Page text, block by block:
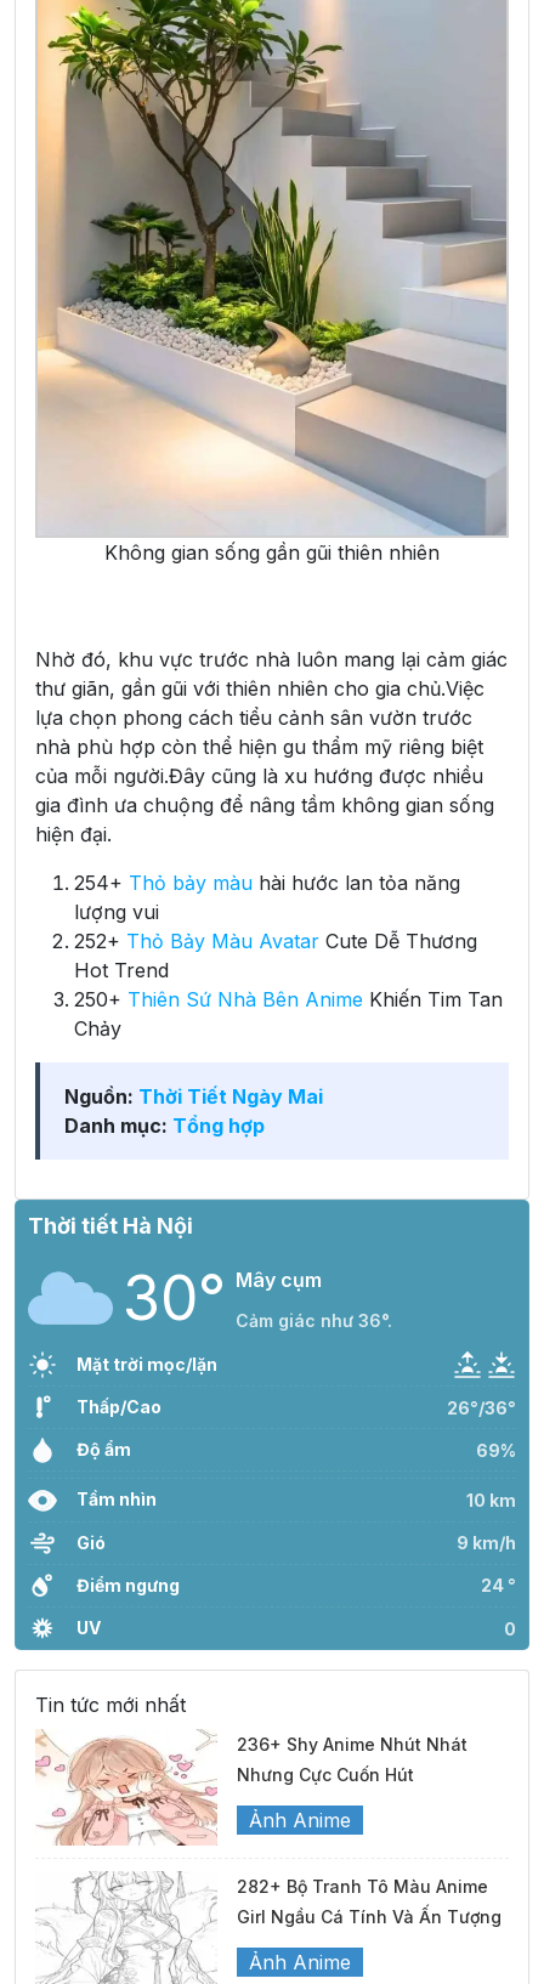
Không gian sống gần gũi thiên nhiên
Nhờ đó, khu vực trước nhà luôn mang lại cảm giác
thư giãn, gần gũi với thiên nhiên cho gia chủ.Việc
lựa chọn phong cách tiểu cảnh sân vườn trước
nhà phù hợp còn thể hiện gu thẩm mỹ riêng biệt
của mỗi người.Đây cũng là xu hướng được nhiều
gia đình ưa chuộng để nâng tầm không gian sống
hiện đại.
254+ Thỏ bảy màu hài hước lan tỏa năng
lượng vui
252+ Thỏ Bảy Màu Avatar Cute Dễ Thương
Hot Trend
250+ Thiên Sứ Nhà Bên Anime Khiến Tim Tan
Chảy
Nguồn: Thời Tiết Ngày Mai
Danh mục: Tổng hợp
Thời tiết Hà Nội
30° Mây cụm
Cảm giác như 36°.
Mặt trời mọc/lặn
Thấp/Cao 26°/36°
Độ ẩm 69%
Tầm nhìn 10 km
Gió 9 km/h
Điểm ngưng 24 °
UV 0
Tin tức mới nhất
236+ Shy Anime Nhút Nhát
Nhưng Cực Cuốn Hút
Ảnh Anime
282+ Bộ Tranh Tô Màu Anime
Girl Ngầu Cá Tính Và Ấn Tượng
Ảnh Anime